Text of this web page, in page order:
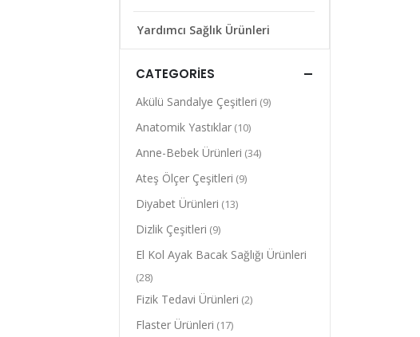
Yardımcı Sağlık Ürünleri
CATEGORIES
Akülü Sandalye Çeşitleri (9)
Anatomik Yastıklar (10)
Anne-Bebek Ürünleri (34)
Ateş Ölçer Çeşitleri (9)
Diyabet Ürünleri (13)
Dizlik Çeşitleri (9)
El Kol Ayak Bacak Sağlığı Ürünleri
(28)
Fizik Tedavi Ürünleri (2)
Flaster Ürünleri (17)